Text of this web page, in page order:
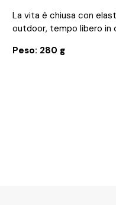
La vita è chiusa con
outdoor, tempo libero in
Peso: 280 g